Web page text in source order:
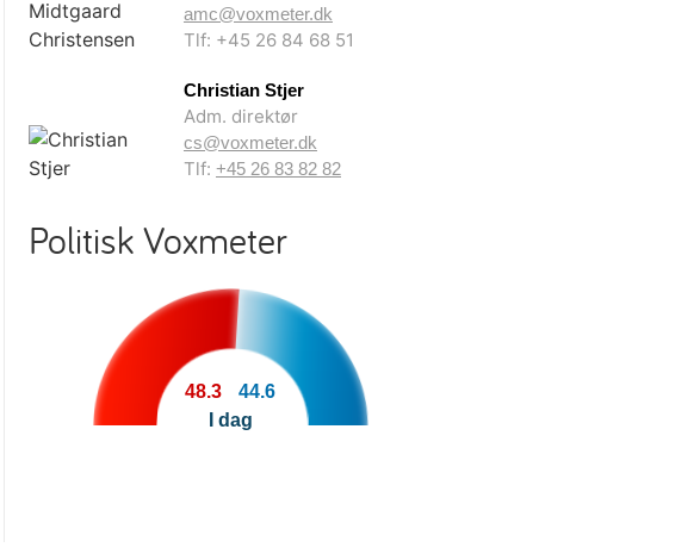
amc@voxmeter.dk
Tlf: +45 26 84 68 51
Christian Stjer
Adm. direktør
cs@voxmeter.dk
Tlf: +45 26 83 82 82
Politisk Voxmeter
48.3
44.6
I dag